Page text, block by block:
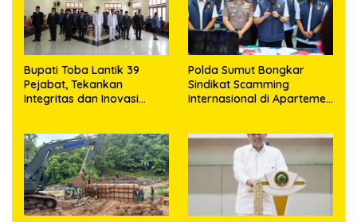
Bupati Toba Lantik 39
Pejabat, Tekankan
Integritas dan Inovasi
Polda Sumut Bongkar
Sindikat Scamming
Internasional di Apartemen